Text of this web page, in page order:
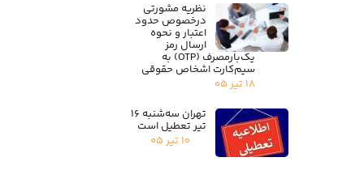
نظریه مشورتی
درخصوص حدود
اعتبار و نحوه
ارسال رمز
یک‌بارمصرف (OTP) به
سیم‌کارت اشخاص حقوقی
۱۸ تیر ۰۵
تهران سه‌شنبه ۱۶
تیر تعطیل است
۱۰ تیر ۰۵